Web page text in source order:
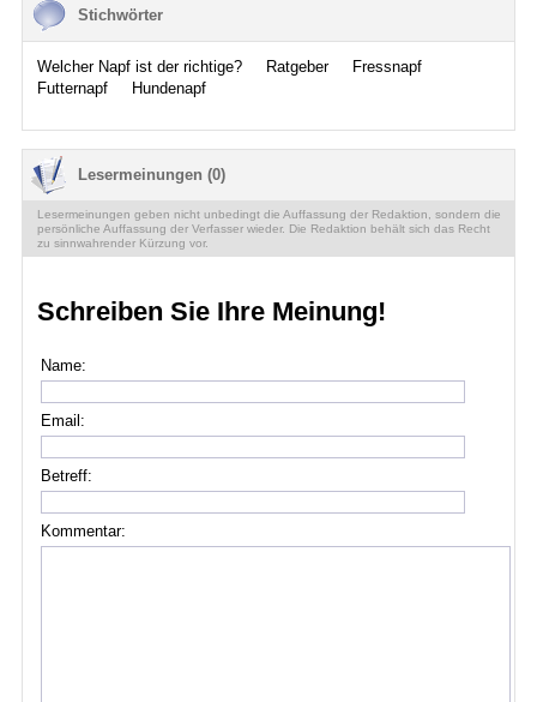
Stichwörter
Welcher Napf ist der richtige? Ratgeber
Fressnapf
Futternapf
Hundenapf
Lesermeinungen (0)
Lesermeinungen geben nicht unbedingt die Auffassung der Redaktion, sondern die
persönliche Auffassung der Verfasser wieder. Die Redaktion behält sich das Recht
zu sinnwahrender Kürzung vor.
Schreiben Sie Ihre Meinung!
Name:
Email:
Betreff:
Kommentar: